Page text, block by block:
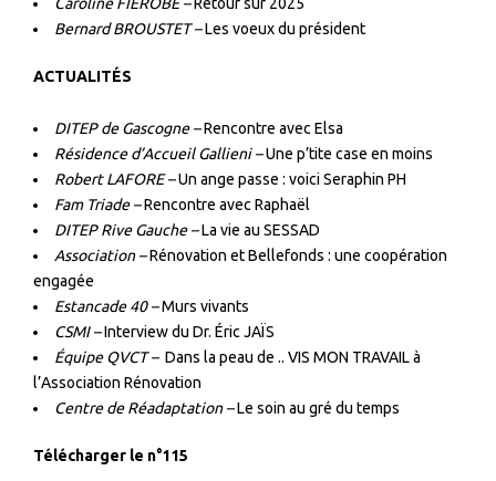
Caroline FIEROBE –Retour sur 2025
Bernard BROUSTET –Les voeux du président
ACTUALITÉS
DITEP de Gascogne –Rencontre avec Elsa
Résidence d’Accueil Gallieni –Une p’tite case en moins
Robert LAFORE –Un ange passe : voici Seraphin PH
Fam Triade –Rencontre avec Raphaël
DITEP Rive Gauche –La vie au SESSAD
Association –Rénovation et Bellefonds : une coopération
engagée
Estancade 40 –Murs vivants
CSMI –Interview du Dr. Éric JAÏS
Équipe QVCT – Dans la peau de .. VIS MON TRAVAIL à
l’Association Rénovation
Centre de Réadaptation –Le soin au gré du temps
Télécharger le n°115